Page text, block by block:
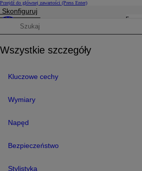
Przejdź do głównej zawartości (Press Enter)
Cena została zaktualizowana Cena Twojej konfiguracji została
Skonfiguruj
Wyszukaj dane techniczne
Wszystkie szczegóły
Kluczowe cechy
Wymiary
Napęd
Bezpieczeństwo
Stylistyka